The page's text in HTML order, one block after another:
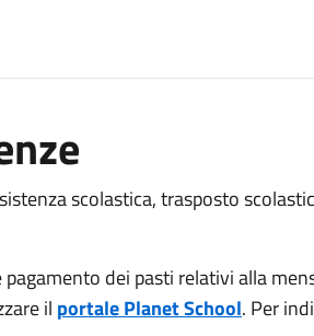
scolastica, trasposto
dei pasti relativi alla
il portale Planet School. Per